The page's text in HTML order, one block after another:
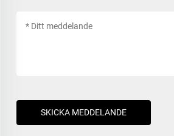
SKICKA MEDDELANDE